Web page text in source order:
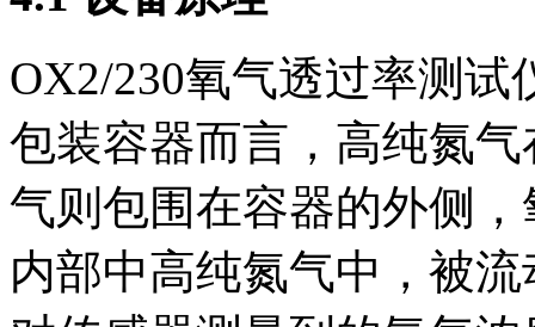
OX2/230氧气透过率测
包装容器而言，高纯氮
气则包围在容器的外侧
内部中高纯氮气中，被